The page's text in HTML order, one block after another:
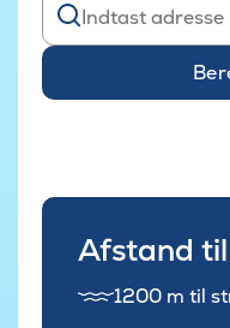
Afstand til
1200 m til